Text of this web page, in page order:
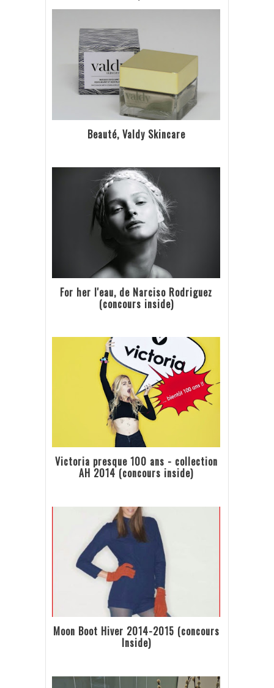
Beauté, Valdy Skincare
For her l'eau, de Narciso Rodriguez
(concours inside)
Victoria presque 100 ans - collection
AH 2014 (concours inside)
Moon Boot Hiver 2014-2015 (concours
Inside)